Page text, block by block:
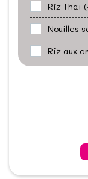
Riz Thaï
Nouilles
Riz aux